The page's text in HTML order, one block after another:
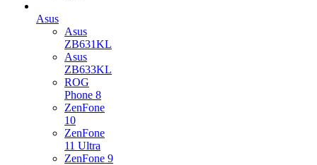
Asus
Asus
ZB631KL
Asus
ZB633KL
ROG
Phone 8
ZenFone
10
ZenFone
11 Ultra
ZenFone 9